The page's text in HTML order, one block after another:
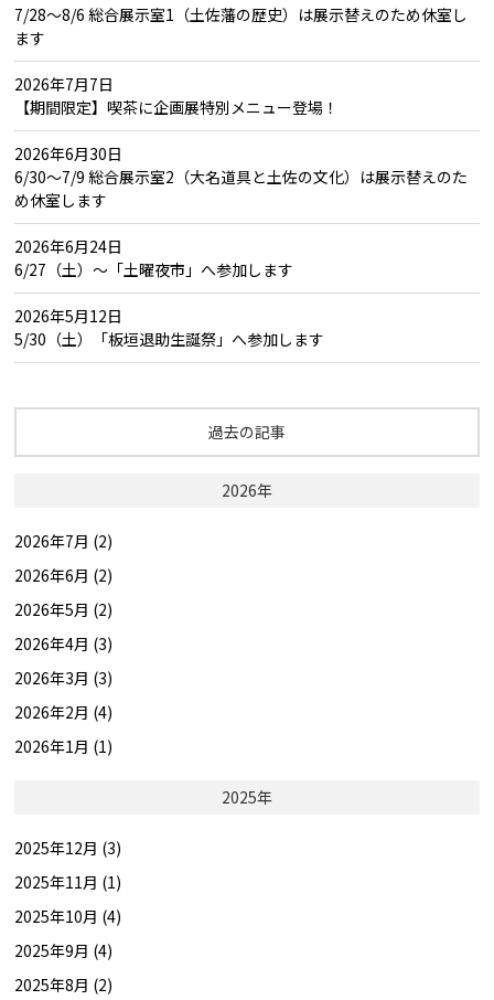
7/28～8/6 総合展示室1（土佐藩の歴史）は展示替えのため休室し
ます
2026年7月7日
【期間限定】喫茶に企画展特別メニュー登場！
2026年6月30日
6/30～7/9 総合展示室2（大名道具と土佐の文化）は展示替えのた
め休室します
2026年6月24日
6/27（土）～「土曜夜市」へ参加します
2026年5月12日
5/30（土）「板垣退助生誕祭」へ参加します
過去の記事
2026年
2026年7月 (2)
2026年6月 (2)
2026年5月 (2)
2026年4月 (3)
2026年3月 (3)
2026年2月 (4)
2026年1月 (1)
2025年
2025年12月 (3)
2025年11月 (1)
2025年10月 (4)
2025年9月 (4)
2025年8月 (2)